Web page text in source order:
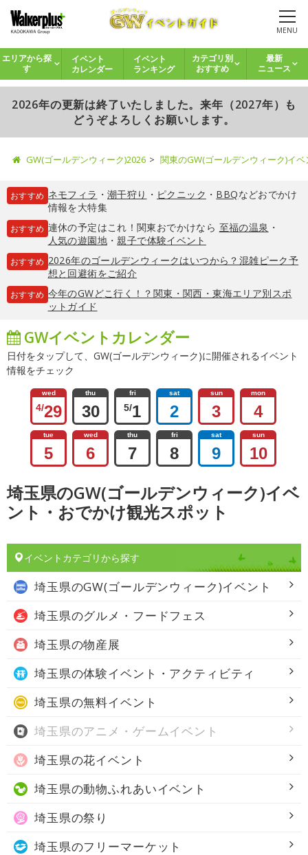
MENU
エリアから探
す
イベント
カレンダー
イベント
ランキング
カテゴリ別
おすすめ
最新
ニュース
2026年の更新は終了いたしました。来年（2027年）も
どうぞよろしくお願いします。
GW(ゴールデンウィーク)2026 関東のGW(ゴールデンウィーク)イ
おすすめ ネモフィラ ・ 潮干狩り ・ ピクニック ・ BBQなどおでかけ
情報を大特集
おすすめ 連休の予定はこれ！関東おでかけなら 至福の温泉 ・
人気の遊園地・親子で体験イベント
おすすめ 2026年のゴールデンウィークはいつから？混雑ピーク予
想と回避術をご紹介
おすすめ 今年のGWどこ行く！？関東・関西・東海エリア別スポ
ットガイド
GWイベントカレンダー
日付をタップして、GW(ゴールデンウィーク)に開催されるイベント
情報をチェック
wed
4/29
thu
30
fri
5/1
sat
2
sun
3
mon
4
tue
5
wed
6
thu
7
fri
8
sat
9
sun
10
埼玉県のGW(ゴールデンウィーク)イベ
ント・おでかけ観光スポット
イベントカテゴリから探す
埼玉県のGW(ゴールデンウィーク)イベント
埼玉県のグルメ・フードフェス
埼玉県の物産展
埼玉県の体験イベント・アクティビティ
埼玉県の無料イベント
埼玉県のアニメ・ゲームイベント
埼玉県の花イベント
埼玉県の動物ふれあいイベント
埼玉県の祭り
埼玉県のフリーマーケット